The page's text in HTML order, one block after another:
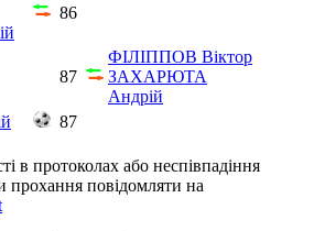
86
87
ФІЛІППОВ Віктор
ЗАХАРЮТА
Андрій
87
в протоколах або неспівпадіння
повідомляти на